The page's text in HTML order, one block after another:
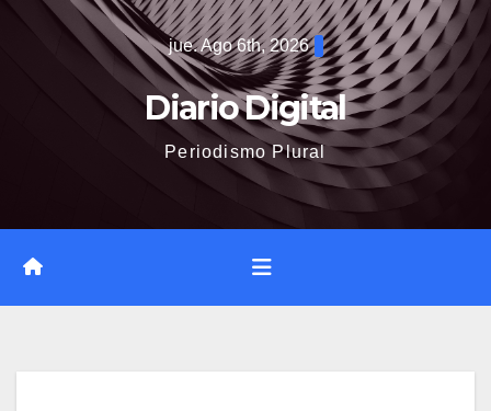
jue. Ago 6th, 2026
Diario Digital
Periodismo Plural